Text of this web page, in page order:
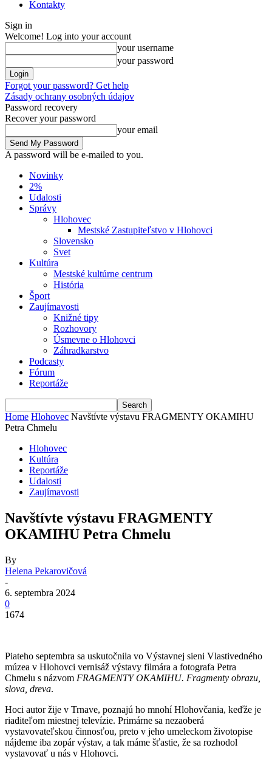
Kontakty
Sign in
Welcome! Log into your account
your username
your password
Forgot your password? Get help
Zásady ochrany osobných údajov
Password recovery
Recover your password
your email
A password will be e-mailed to you.
Novinky
2%
Udalosti
Správy
Hlohovec
Mestské Zastupiteľstvo v Hlohovci
Slovensko
Svet
Kultúra
Mestské kultúrne centrum
História
Šport
Zaujímavosti
Knižné tipy
Rozhovory
Úsmevne o Hlohovci
Záhradkarstvo
Podcasty
Fórum
Reportáže
Home Hlohovec Navštívte výstavu FRAGMENTY OKAMIHU
Petra Chmelu
Hlohovec
Kultúra
Reportáže
Udalosti
Zaujímavosti
Navštívte výstavu FRAGMENTY
OKAMIHU Petra Chmelu
By
Helena Pekarovičová
-
6. septembra 2024
0
1674
Piateho septembra sa uskutočnila vo Výstavnej sieni Vlastivedného
múzea v Hlohovci vernisáž výstavy filmára a fotografa Petra
Chmelu s názvom FRAGMENTY OKAMIHU. Fragmenty obrazu,
slova, dreva.
Hoci autor žije v Trnave, poznajú ho mnohí Hlohovčania, keďže je
riaditeľom miestnej televízie. Primárne sa nezaoberá
vystavovateľskou činnosťou, preto v jeho umeleckom životopise
nájdeme iba zopár výstav, a tak máme šťastie, že sa rozhodol
vystavovať u nás v Hlohovci.